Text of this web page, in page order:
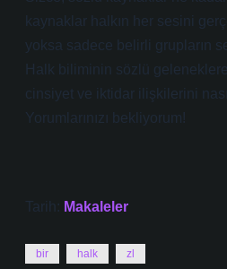
kaynaklar halkın her sesini
yoksa sadece belirli grupların
Halk biliminin sözlü geleneklere
cinsiyet ve iktidar ilişkilerini
Yorumlarınızı bekliyorum!
Tarih: Makaleler
bir halk zl